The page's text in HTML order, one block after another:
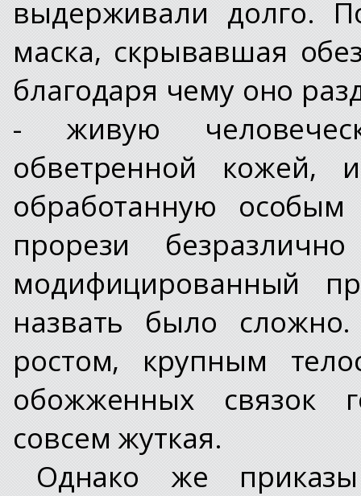
выдерживали долго.
маска, скрывавшая
благодаря чему оно
- живую
обветренной кожей,
обработанную
прорези
модифицированный
назвать было
ростом, крупным
обожженных связок
совсем жуткая.
Однако же приказы